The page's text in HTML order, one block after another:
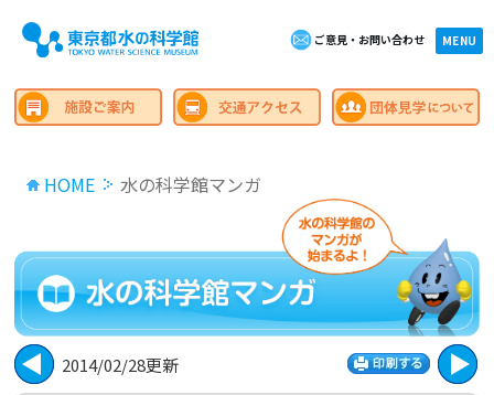
ご意見・お問い合わせ MENU
×close
HOME 水の科学館マンガ
2014/02/28更新